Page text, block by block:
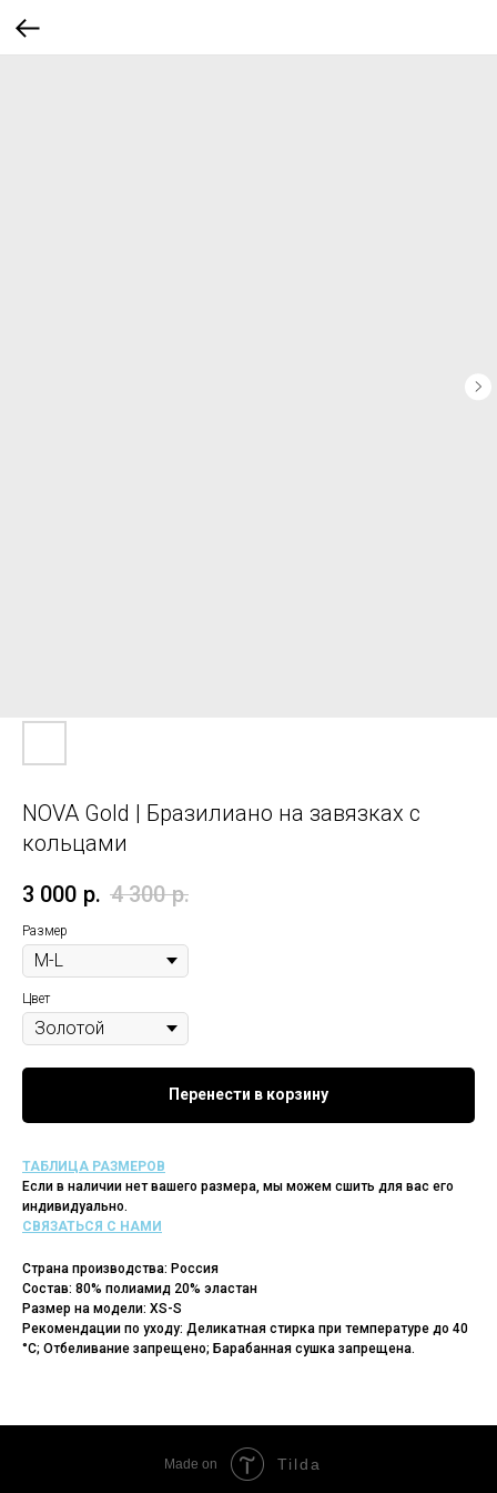
NOVA Gold | Бразилиано на завязках с
кольцами
3 000 р. 4 300 р.
Размер
Цвет
Перенести в корзину
ТАБЛИЦА РАЗМЕРОВ
Если в наличии нет вашего размера, мы можем сшить для вас его
индивидуально.
СВЯЗАТЬСЯ С НАМИ
Страна производства: Россия
Состав: 80% полиамид 20% эластан
Размер на модели: XS-S
Рекомендации по уходу: Деликатная стирка при температуре до 40
°C; Отбеливание запрещено; Барабанная сушка запрещена.
Made on Tilda